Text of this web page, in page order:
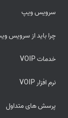
سرویس ویپ
چرا باید از سرویس
خدمات VOIP
نرم افزار VOIP
پرسش های متداول